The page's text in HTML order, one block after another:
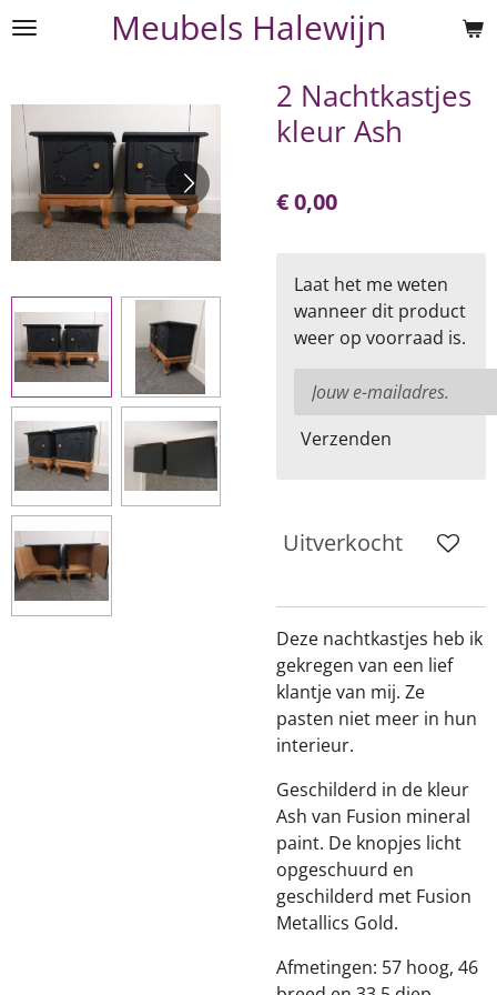
Ga
de
hoofdinhoud
Meubels Halewijn
2 Nachtkastjes
kleur Ash
€ 0,00
Laat het me weten
wanneer dit product
weer op voorraad is.
Verzenden
Uitverkocht
Deze nachtkastjes heb ik
gekregen van een lief
klantje van mij. Ze
pasten niet meer in hun
interieur.
Geschilderd in de kleur
Ash van Fusion mineral
paint. De knopjes licht
opgeschuurd en
geschilderd met Fusion
Metallics Gold.
Afmetingen: 57 hoog, 46